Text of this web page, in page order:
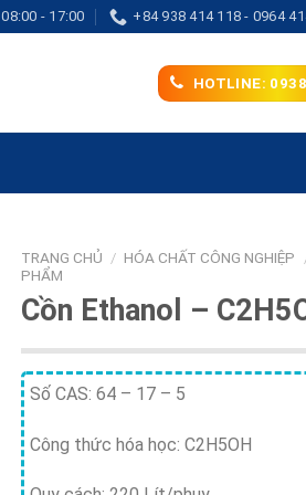
08:00 - 17:00 +84 938 414 118 - 0964
HOTLINE:
TRANG CHỦ / HÓA CHẤT CÔNG NGHIỆP
PHẨM
Cồn Ethanol –
Số CAS: 64 – 17 – 5
Công thức hóa học: C2H5OH